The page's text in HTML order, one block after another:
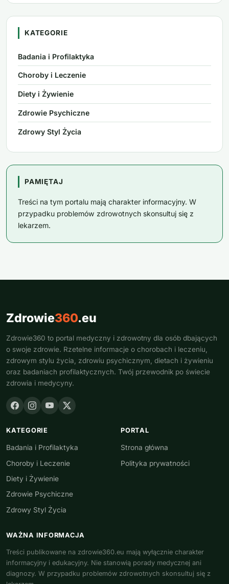
KATEGORIE
Badania i Profilaktyka
Choroby i Leczenie
Diety i Żywienie
Zdrowie Psychiczne
Zdrowy Styl Życia
PAMIĘTAJ
Treści na tym portalu mają charakter informacyjny. W
przypadku problemów zdrowotnych skonsultuj się z
lekarzem.
Zdrowie360.eu
Zdrowie360 to portal medyczny i zdrowotny dla osób dbających
o swoje zdrowie. Rzetelne informacje o chorobach i leczeniu,
zdrowym stylu życia, zdrowiu psychicznym, dietach i żywieniu
oraz badaniach profilaktycznych. Twój przewodnik po świecie
zdrowia i medycyny.
KATEGORIE
Badania i Profilaktyka
Choroby i Leczenie
Diety i Żywienie
Zdrowie Psychiczne
Zdrowy Styl Życia
PORTAL
Strona główna
Polityka prywatności
WAŻNA INFORMACJA
Treści publikowane na zdrowie360.eu mają wyłącznie charakter
informacyjny i edukacyjny. Nie stanowią porady medycznej ani
diagnozy. W przypadku problemów zdrowotnych skonsultuj się z